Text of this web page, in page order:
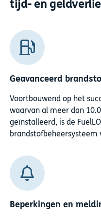
tijd- en
Geavanceerd
Voortbouwend op het
waarvan al meer dan
geïnstalleerd, is de
brandstofbeheersysteem
Beperkingen en